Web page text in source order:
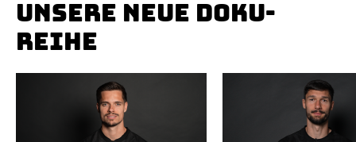
UNSERE NEUE DOKU-
REIHE